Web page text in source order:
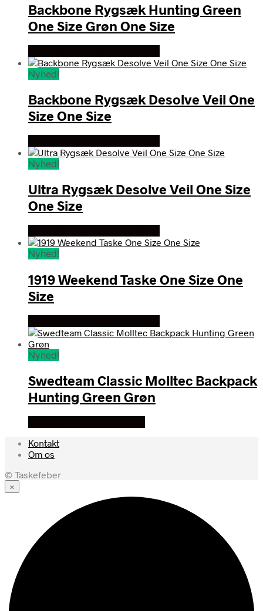
Backbone Rygsæk Hunting Green
One Size Grøn One Size
Nyhed!
Backbone Rygsæk Desolve Veil One
Size One Size
Nyhed!
Ultra Rygsæk Desolve Veil One Size
One Size
Nyhed!
1919 Weekend Taske One Size One
Size
Nyhed!
Swedteam Classic Molltec Backpack
Hunting Green Grøn
Kontakt
Om os
© Taskefeber
×